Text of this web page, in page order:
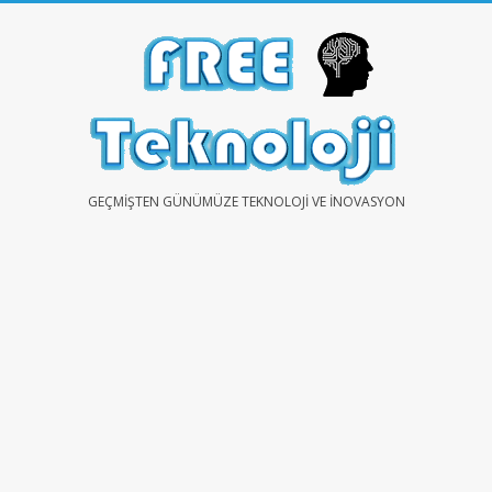
FREEGEÇMIŞTEN GÜNÜMÜZE TEKNOLOJI VE İNOVASYON